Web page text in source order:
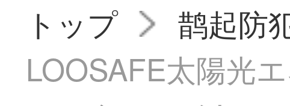
トップ
鹊起防
LOOSAFE太陽光